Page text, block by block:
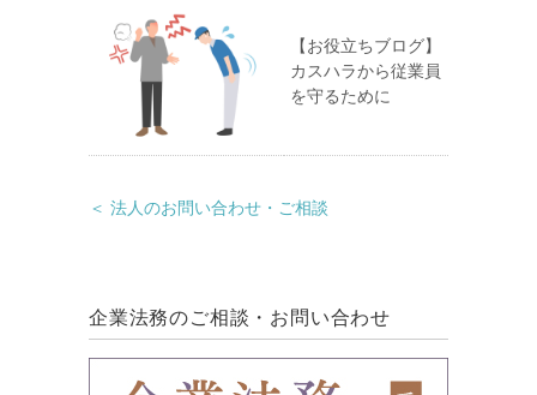
【お役立ちブログ】
カスハラから従業員
を守るために
＜ 法人のお問い合わせ・ご相談
企業法務のご相談・お問い合わせ